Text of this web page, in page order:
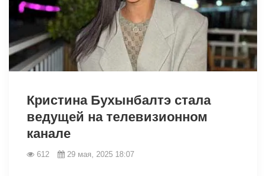
Кристина Бухынбалтэ стала
ведущей на телевизионном
канале
612 29 мая, 2025 18:07